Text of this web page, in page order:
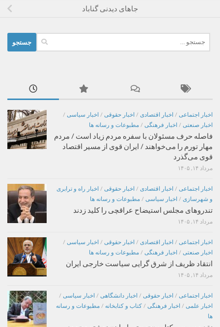
جاهای دیدنی گناباد
برای:
اخبار اجتماعی / اخبار اقتصادی / اخبار حقوقی / اخبار سیاسی /
اخبار صنعتی / اخبار فرهنگی / مطبوعات و رسانه ها
فاصله حرف مسئولان با سفره مردم زیاد است / مردم
مهار تورم را می‌خواهند / ایران قوی از مسیر اقتصاد
قوی می‌گذرد
مرداد ۱۴, ۱۴۰۵
اخبار اجتماعی / اخبار اقتصادی / اخبار حقوقی / اخبار راه و ترابری
و شهرسازی / اخبار سیاسی / مطبوعات و رسانه ها
تندروهای مجلس استیضاح عراقچی را کلید زدند
مرداد ۱۴, ۱۴۰۵
اخبار اجتماعی / اخبار اقتصادی / اخبار حقوقی / اخبار سیاسی /
اخبار صنعتی / اخبار فرهنگی / مطبوعات و رسانه ها
انتقاد ظریف از شرق گرایی سیاست خارجی ایران
مرداد ۱۴, ۱۴۰۵
اخبار اجتماعی / اخبار حقوقی / اخبار دانشگاهی / اخبار سیاسی /
اخبار علمی / اخبار فرهنگی / کتاب و کتابخانه / مطبوعات و رسانه
ها